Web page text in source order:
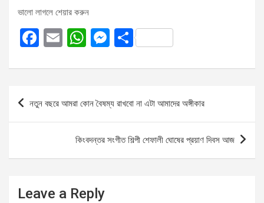
ভালো লাগলে শেয়ার করুন
F
ce
o
E
ail
W
at
A
p
p
M
se
g
er
S
ar
Post
navigation
নতুন বছরে আমরা কোন বৈষম্য রাখবো না এটা আমাদের অঙ্গীকার
কিংবদন্তর সংগীত শিল্পী শেফালী ঘোষের প্রয়াণ দিবস আজ
Leave a Reply